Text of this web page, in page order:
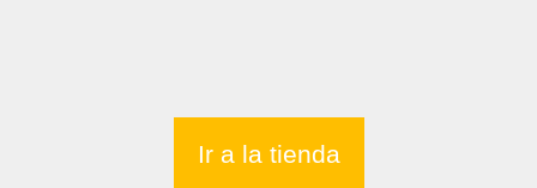
Ir a la tienda